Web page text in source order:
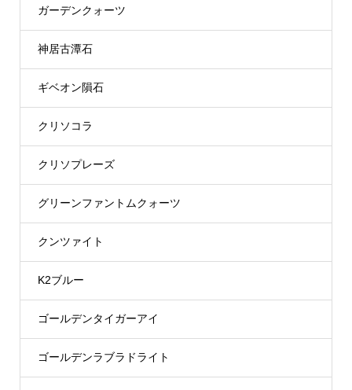
ガーデンクォーツ
神居古潭石
ギベオン隕石
クリソコラ
クリソプレーズ
グリーンファントムクォーツ
クンツァイト
K2ブルー
ゴールデンタイガーアイ
ゴールデンラブラドライト